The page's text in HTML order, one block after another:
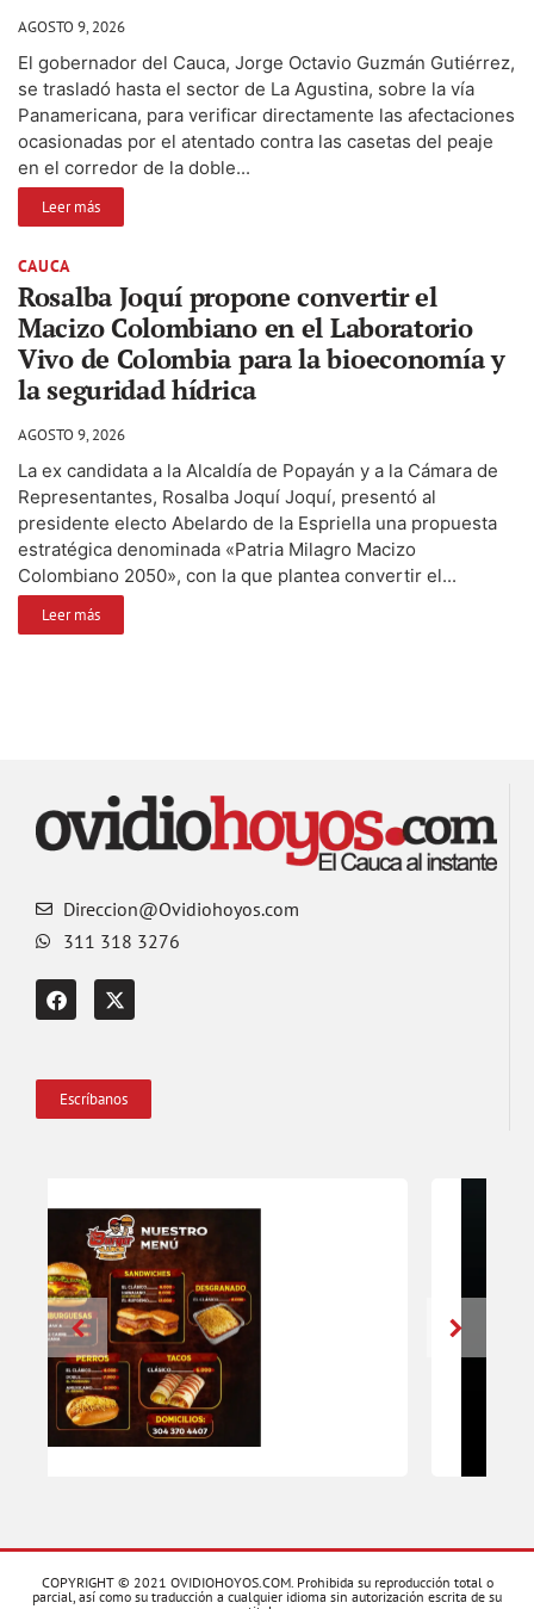
AGOSTO 9, 2026
El gobernador del Cauca, Jorge Octavio Guzmán Gutiérrez,
se trasladó hasta el sector de La Agustina, sobre la vía
Panamericana, para verificar directamente las afectaciones
ocasionadas por el atentado contra las casetas del peaje
en el corredor de la doble...
Leer más
CAUCA
Rosalba Joquí propone convertir el
Macizo Colombiano en el Laboratorio
Vivo de Colombia para la bioeconomía y
la seguridad hídrica
AGOSTO 9, 2026
La ex candidata a la Alcaldía de Popayán y a la Cámara de
Representantes, Rosalba Joquí Joquí, presentó al
presidente electo Abelardo de la Espriella una propuesta
estratégica denominada «Patria Milagro Macizo
Colombiano 2050», con la que plantea convertir el...
Leer más
Direccion@Ovidiohoyos.com
311 318 3276
Escríbanos
COPYRIGHT © 2021 OVIDIOHOYOS.COM. Prohibida su reproducción total o
parcial, así como su traducción a cualquier idioma sin autorización escrita de su